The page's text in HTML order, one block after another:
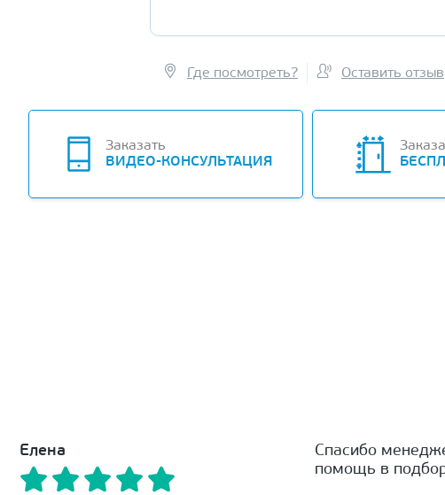
Где посмотреть? Оставить отзыв
Заказать
ВИДЕО-КОНСУЛЬТАЦИЯ
Елена
Спасибо
помощь в